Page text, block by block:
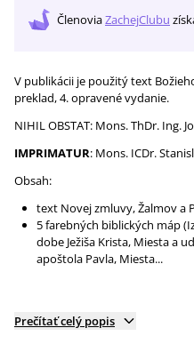
ČlenoviaZachejClubu
V publikácii je použitý text
preklad, 4. opravené vydanie.
NIHIL OBSTAT: Mons. ThDr. Ing.
IMPRIMATUR: Mons. ICDr.
Obsah:
text Novej zmluvy, Žalmov a
5 farebných biblických máp
dobe Ježiša Krista, Miesta a
apoštola Pavla, Miesta...
Prečítať celý popis